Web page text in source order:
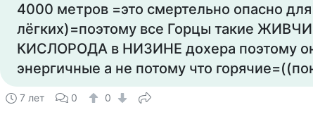
4000 метров =это смертельно опасно
лёгких)=поэтому все Горцы такие
КИСЛОРОДА в НИЗИНЕ дохера поэтому
энергичные а не потому что
7 лет 0 0